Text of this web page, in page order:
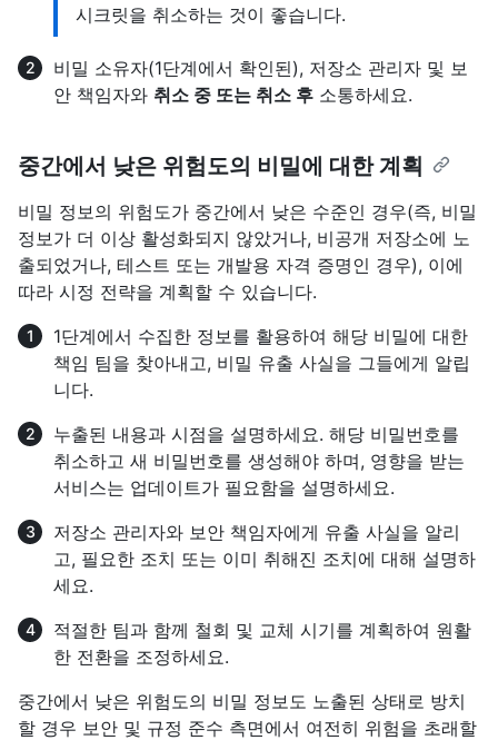
시크릿을 취소하는 것이 좋습니다.
비밀 소유자(1단계에서 확인된), 저장소 관리자 및 보
안 책임자와 취소 중 또는 취소 후 소통하세요.
중간에서 낮은 위험도의 비밀에 대한 계획
비밀 정보의 위험도가 중간에서 낮은 수준인 경우(즉, 비밀
정보가 더 이상 활성화되지 않았거나, 비공개 저장소에 노
출되었거나, 테스트 또는 개발용 자격 증명인 경우), 이에
따라 시정 전략을 계획할 수 있습니다.
1단계에서 수집한 정보를 활용하여 해당 비밀에 대한
책임 팀을 찾아내고, 비밀 유출 사실을 그들에게 알립
니다.
누출된 내용과 시점을 설명하세요. 해당 비밀번호를
취소하고 새 비밀번호를 생성해야 하며, 영향을 받는
서비스는 업데이트가 필요함을 설명하세요.
저장소 관리자와 보안 책임자에게 유출 사실을 알리
고, 필요한 조치 또는 이미 취해진 조치에 대해 설명하
세요.
적절한 팀과 함께 철회 및 교체 시기를 계획하여 원활
한 전환을 조정하세요.
중간에서 낮은 위험도의 비밀 정보도 노출된 상태로 방치
할 경우 보안 및 규정 준수 측면에서 여전히 위험을 초래할